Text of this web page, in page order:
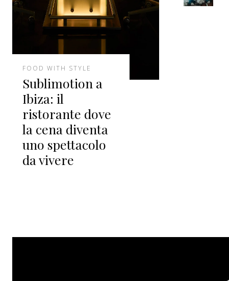
FOOD WITH STYLE
Sublimotion a
Ibiza: il
ristorante dove
la cena diventa
uno spettacolo
da vivere